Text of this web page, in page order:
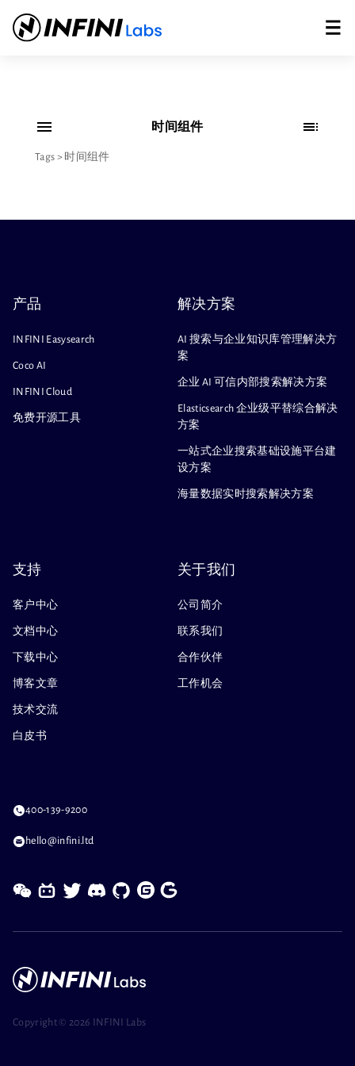
时间组件
Tags > 时间组件
产品
INFINI Easysearch
Coco AI
INFINI Cloud
免费开源工具
解决方案
AI 搜索与企业知识库管理解决方
案
企业 AI 可信内部搜索解决方案
Elasticsearch 企业级平替综合解决
方案
一站式企业搜索基础设施平台建
设方案
海量数据实时搜索解决方案
支持
客户中心
文档中心
下载中心
博客文章
技术交流
白皮书
关于我们
公司简介
联系我们
合作伙伴
工作机会
400-139-9200
hello@infini.ltd
Copyright © 2026 INFINI Labs